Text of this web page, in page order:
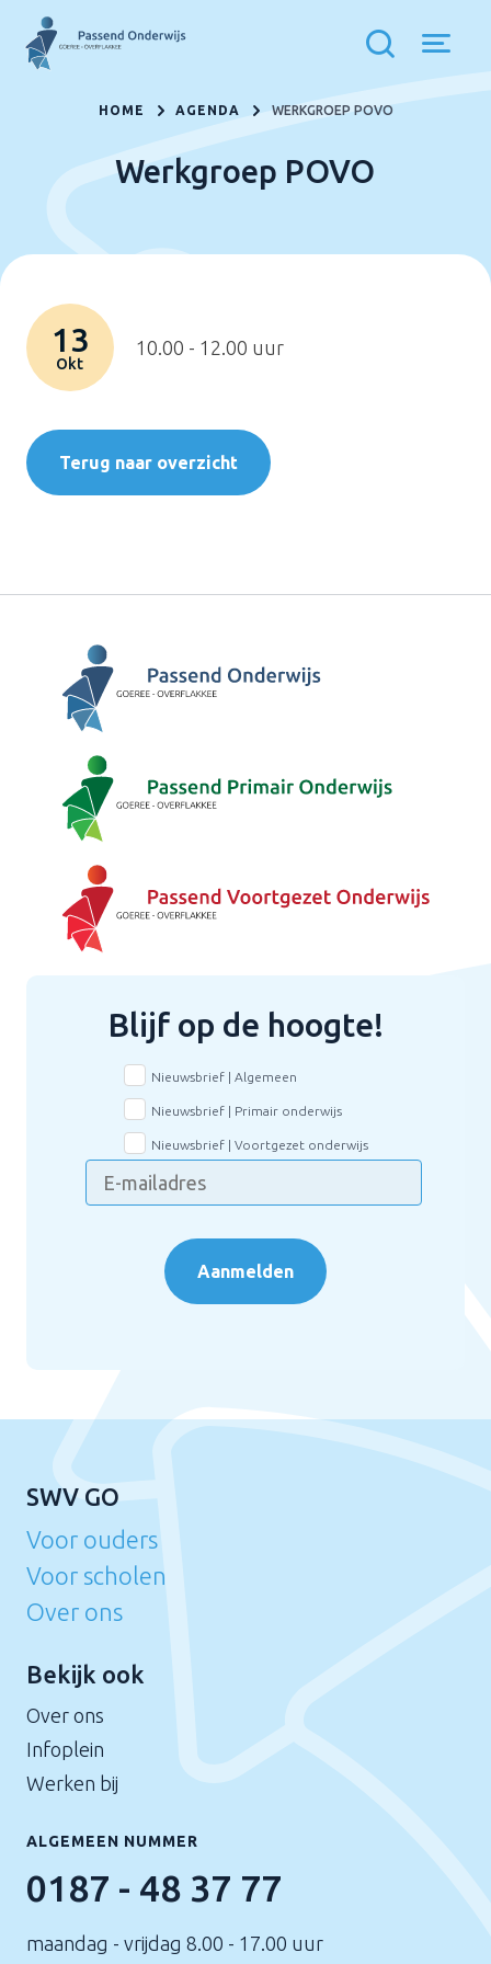
HOME AGENDA WERKGROEP POVO
Werkgroep POVO
13
Okt
10.00 - 12.00 uur
Terug naar overzicht
Blijf op de hoogte!
Aanmelden
Nieuwsbrief | Algemeen
Nieuwsbrief | Primair onderwijs
Nieuwsbrief | Voortgezet onderwijs
SWV GO
Voor ouders
Voor scholen
Over ons
Bekijk ook
Over ons
Infoplein
Werken bij
ALGEMEEN NUMMER
0187 - 48 37 77
maandag - vrijdag 8.00 - 17.00 uur